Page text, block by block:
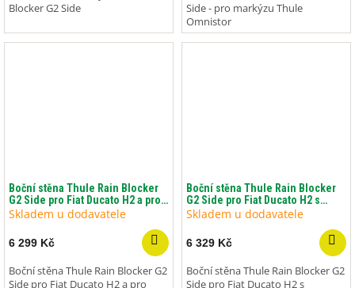
Blocker G2 Side
Side - pro markýzu Thule
Omnistor
Boční stěna Thule Rain Blocker
G2 Side pro Fiat Ducato H2 a pro
Thule Omnistor 6300
Skladem u dodavatele
6 299 Kč
Boční stěna Thule Rain Blocker G2
Side pro Fiat Ducato H2 a pro
Boční stěna Thule Rain Blocker
G2 Side pro Fiat Ducato H2 s
vysouvací střechou
Skladem u dodavatele
6 329 Kč
Boční stěna Thule Rain Blocker G2
Side pro Fiat Ducato H2 s